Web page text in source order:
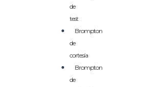
de
test
Brompton
de
cortesía
Brompton
de